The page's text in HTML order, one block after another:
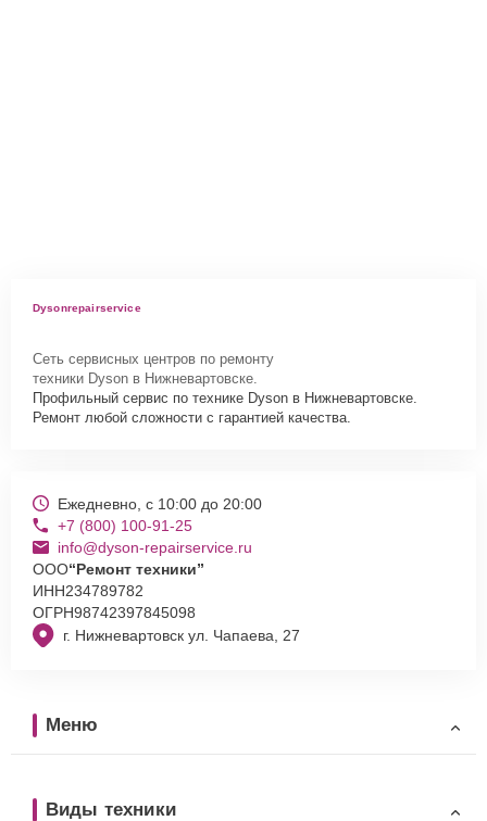
Dysonrepairservice
Сеть сервисных центров по ремонту
техники Dyson в Нижневартовске.
Профильный сервис по технике Dyson в Нижневартовске.
Ремонт любой сложности с гарантией качества.
г. Нижневартовск ул. Чапаева, 27
Ежедневно, с 10:00 до 20:00
+7 (800) 100-91-25
info@dyson-repairservice.ru
ООО“Ремонт техники”
ИНН234789782
ОГРН98742397845098
Меню
Виды техники